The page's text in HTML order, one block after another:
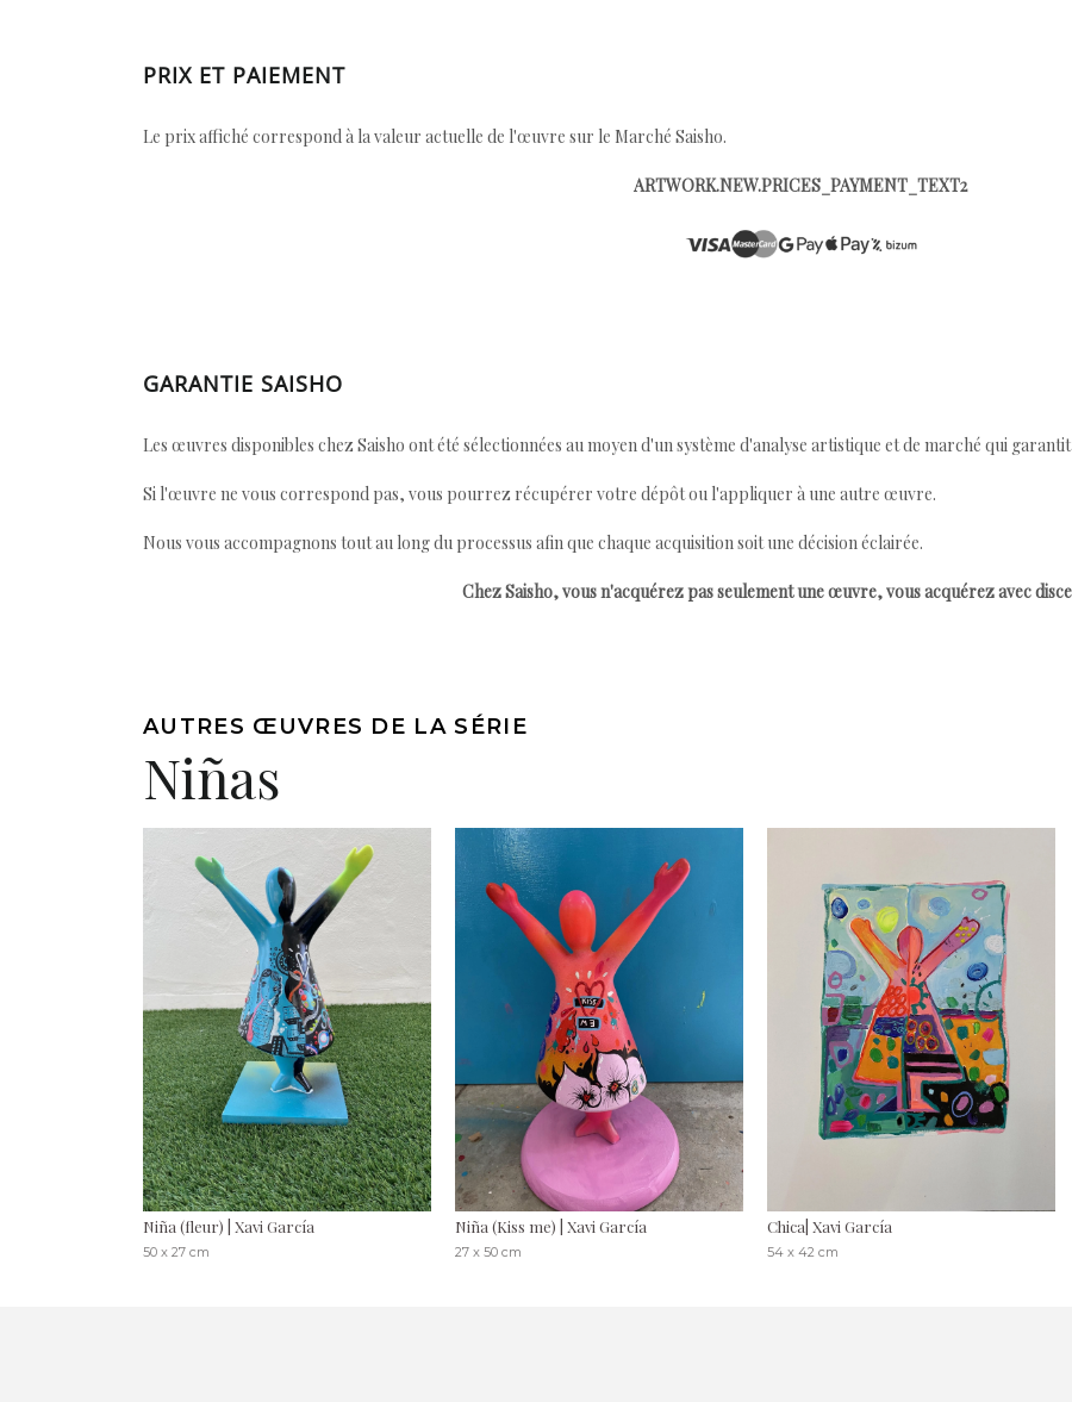
PRIX ET PAIEMENT
Le prix affiché correspond à la valeur actuelle de l'œuvre sur le Marché Saisho.
ARTWORK.NEW.PRICES_PAYMENT_TEXT2
GARANTIE SAISHO
Les œuvres disponibles chez Saisho ont été sélectionnées au moyen d'un système d'analyse artistique et de marché qui
Si l'œuvre ne vous correspond pas, vous pourrez récupérer votre dépôt ou l'appliquer à une autre œuvre.
Nous vous accompagnons tout au long du processus afin que chaque acquisition soit une décision éclairée.
Chez Saisho, vous n'acquérez pas seulement une œuvre, vous acquérez avec
AUTRES ŒUVRES DE LA SÉRIE
Niñas
Niña (fleur) | Xavi García
50 x 27 cm
Niña (Kiss me) | Xavi García
27 x 50 cm
Chica| Xavi García
54 x 42 cm